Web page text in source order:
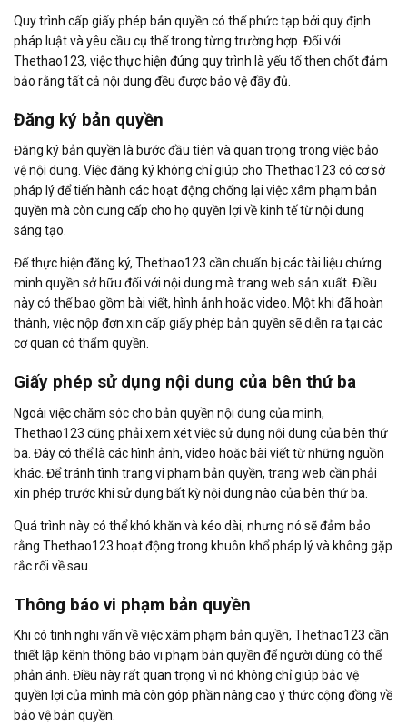
Quy trình cấp giấy phép bản quyền có thể phức tạp bởi quy định
pháp luật và yêu cầu cụ thể trong từng trường hợp. Đối với
Thethao123, việc thực hiện đúng quy trình là yếu tố then chốt đảm
bảo rằng tất cả nội dung đều được bảo vệ đầy đủ.
Đăng ký bản quyền
Đăng ký bản quyền là bước đầu tiên và quan trọng trong việc bảo
vệ nội dung. Việc đăng ký không chỉ giúp cho Thethao123 có cơ sở
pháp lý để tiến hành các hoạt động chống lại việc xâm phạm bản
quyền mà còn cung cấp cho họ quyền lợi về kinh tế từ nội dung
sáng tạo.
Để thực hiện đăng ký, Thethao123 cần chuẩn bị các tài liệu chứng
minh quyền sở hữu đối với nội dung mà trang web sản xuất. Điều
này có thể bao gồm bài viết, hình ảnh hoặc video. Một khi đã hoàn
thành, việc nộp đơn xin cấp giấy phép bản quyền sẽ diễn ra tại các
cơ quan có thẩm quyền.
Giấy phép sử dụng nội dung của bên thứ ba
Ngoài việc chăm sóc cho bản quyền nội dung của mình,
Thethao123 cũng phải xem xét việc sử dụng nội dung của bên thứ
ba. Đây có thể là các hình ảnh, video hoặc bài viết từ những nguồn
khác. Để tránh tình trạng vi phạm bản quyền, trang web cần phải
xin phép trước khi sử dụng bất kỳ nội dung nào của bên thứ ba.
Quá trình này có thể khó khăn và kéo dài, nhưng nó sẽ đảm bảo
rằng Thethao123 hoạt động trong khuôn khổ pháp lý và không gặp
rắc rối về sau.
Thông báo vi phạm bản quyền
Khi có tinh nghi vấn về việc xâm phạm bản quyền, Thethao123 cần
thiết lập kênh thông báo vi phạm bản quyền để người dùng có thể
phản ánh. Điều này rất quan trọng vì nó không chỉ giúp bảo vệ
quyền lợi của mình mà còn góp phần nâng cao ý thức cộng đồng về
bảo vệ bản quyền.